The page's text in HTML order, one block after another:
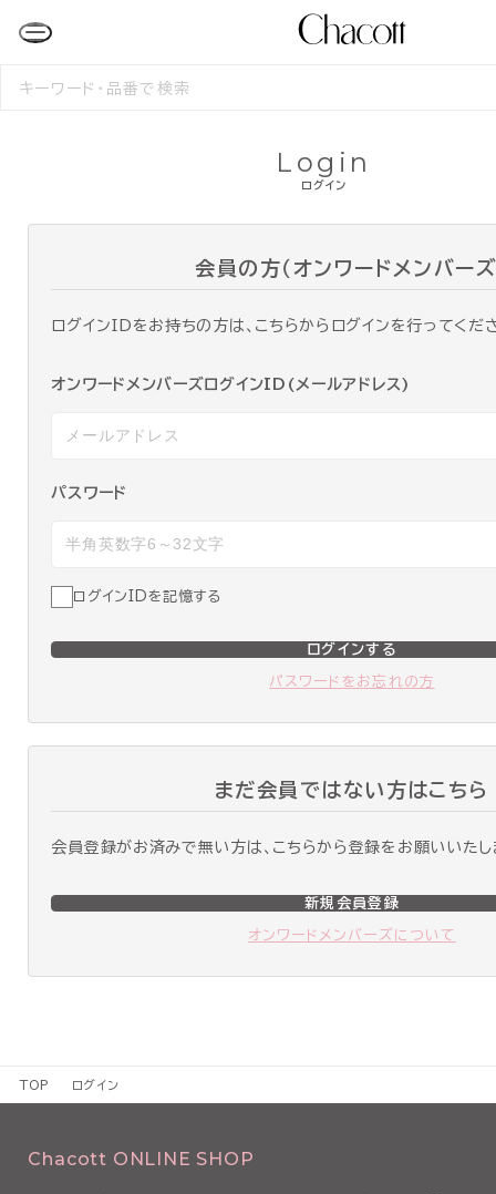
検
ログイン
Login
会員の方（オンワードメンバーズ
ログインIDをお持ちの方は、こちらからログインを行ってくだ
オンワードメンバーズログインID(メールアドレス)
パスワード
ログインIDを記憶する
ログインする
パスワードをお忘れの方
まだ会員ではない方はこちら
会員登録がお済みで無い方は、こちらから登録をお願いいたし
新規会員登録
オンワードメンバーズについて
TOP ログイン
Chacott ONLINE SHOP